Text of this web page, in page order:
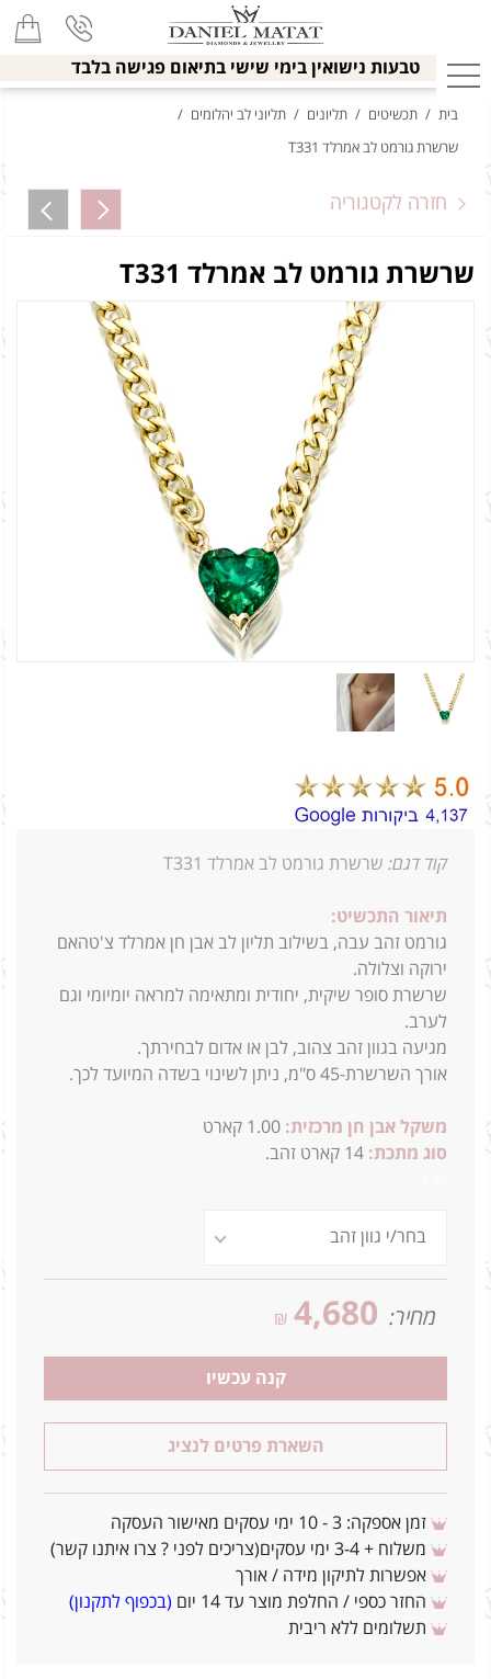
טבעות נישואין בימי שישי בתיאום פגישה בלבד
בית / תכשיטים / תליונים / תליוני לב יהלומים /
שרשרת גורמט לב אמרלד T331
חזרה לקטגוריה
שרשרת גורמט לב אמרלד T331
קוד דגם: שרשרת גורמט לב אמרלד T331
תיאור התכשיט:
גורמט זהב עבה, בשילוב תליון לב אבן חן אמרלד צ'טהאם
ירוקה וצלולה.
שרשרת סופר שיקית, יחודית ומתאימה למראה יומיומי וגם
לערב.
מגיעה בגוון זהב צהוב, לבן או אדום לבחירתך.
אורך השרשרת-45 ס"מ, ניתן לשינוי בשדה המיועד לכך.
משקל אבן חן מרכזית: 1.00 קארט
סוג מתכת: 14 קארט זהב.
מחיר: 4,680
₪
קנה עכשיו
השארת פרטים לנציג
זמן אספקה: 3 - 10 ימי עסקים מאישור העסקה
משלוח + 3-4 ימי עסקים(צריכים לפני ? צרו איתנו קשר)
אפשרות לתיקון מידה / אורך
החזר כספי / החלפת מוצר עד 14 יום
(בכפוף לתקנון)
תשלומים ללא ריבית